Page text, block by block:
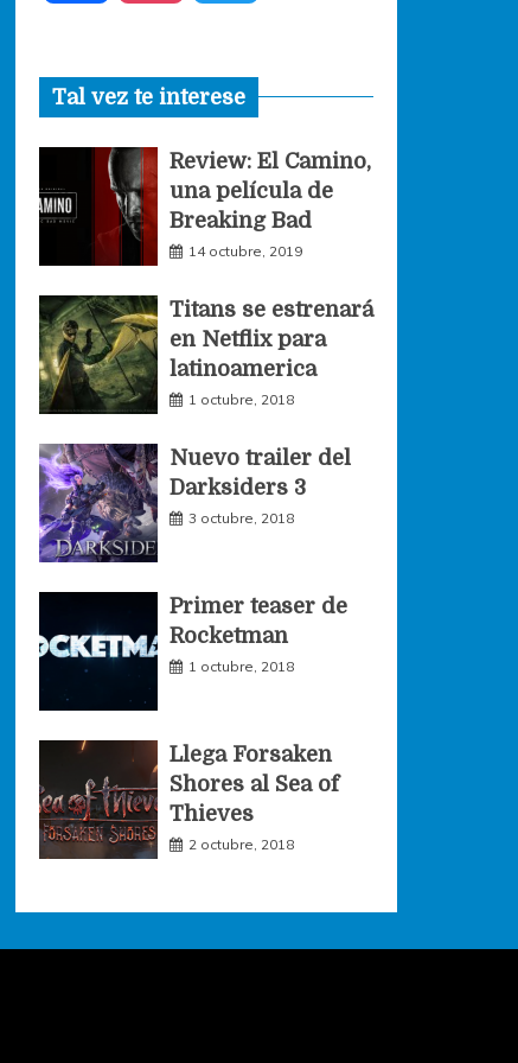
c
e
b
o
o
s
t
a
g
r
m
i
t
t
r
Tal vez te interese
Review: El Camino,
una película de
Breaking Bad
14 octubre, 2019
Titans se estrenará
en Netflix para
latinoamerica
1 octubre, 2018
Nuevo trailer del
Darksiders 3
3 octubre, 2018
Primer teaser de
Rocketman
1 octubre, 2018
Llega Forsaken
Shores al Sea of
Thieves
2 octubre, 2018